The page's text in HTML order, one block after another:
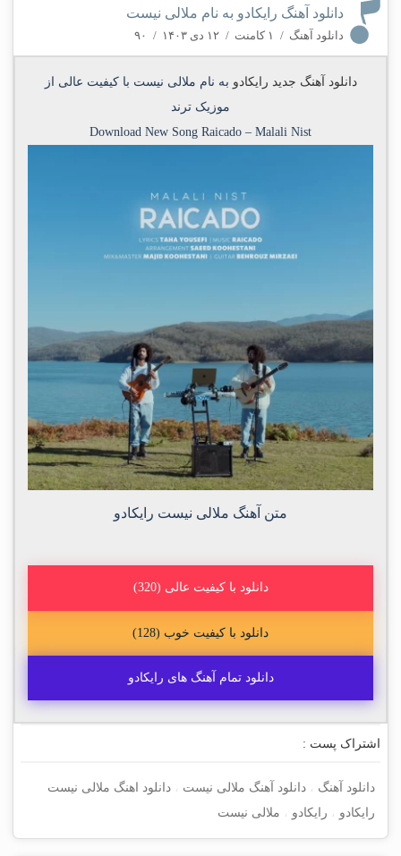
دانلود آهنگ رایکادو به نام ملالی نیست
دانلود آهنگ / ۱ کامنت / ۱۲ دی ۱۴۰۳ / ۹۰
دانلود آهنگ جدید رایکادو به نام ملالی نیست با کیفیت عالی از
موزیک ترند
Download New Song Raicado – Malali Nist
متن آهنگ ملالی نیست رایکادو
دانلود با کیفیت عالی (320)
دانلود با کیفیت خوب (128)
دانلود تمام آهنگ های رایکادو
اشتراک پست :
دانلود آهنگ ، دانلود آهنگ ملالی نیست ، دانلود اهنگ ملالی نیست
رایکادو ، رایکادو ، ملالی نیست